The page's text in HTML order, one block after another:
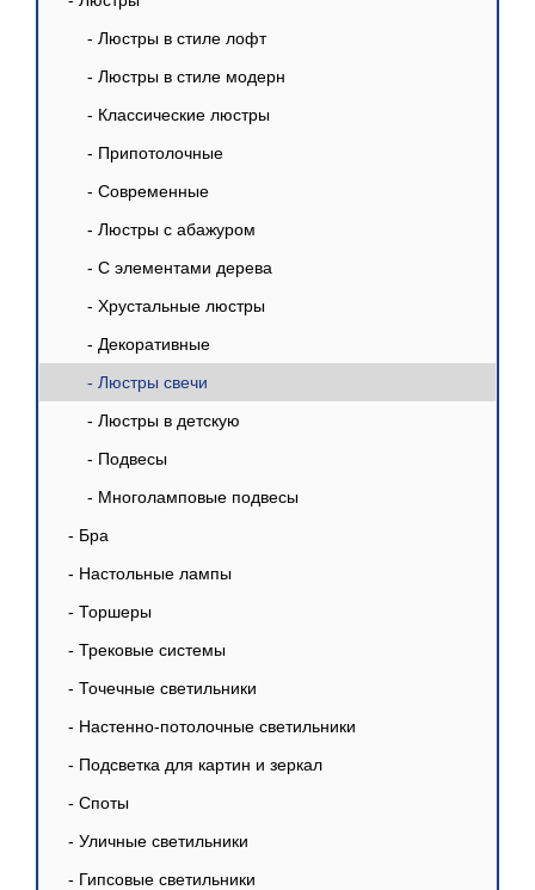
- Люстры в стиле лофт
- Люстры в стиле модерн
- Классические люстры
- Припотолочные
- Современные
- Люстры с абажуром
- С элементами дерева
- Хрустальные люстры
- Декоративные
- Люстры свечи
- Люстры в детскую
- Подвесы
- Многоламповые подвесы
- Бра
- Настольные лампы
- Торшеры
- Трековые системы
- Точечные светильники
- Настенно-потолочные светильники
- Подсветка для картин и зеркал
- Споты
- Уличные светильники
- Гипсовые светильники